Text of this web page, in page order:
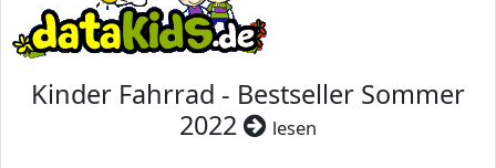
Kinder Fahrrad - Bestseller Sommer
2022
lesen